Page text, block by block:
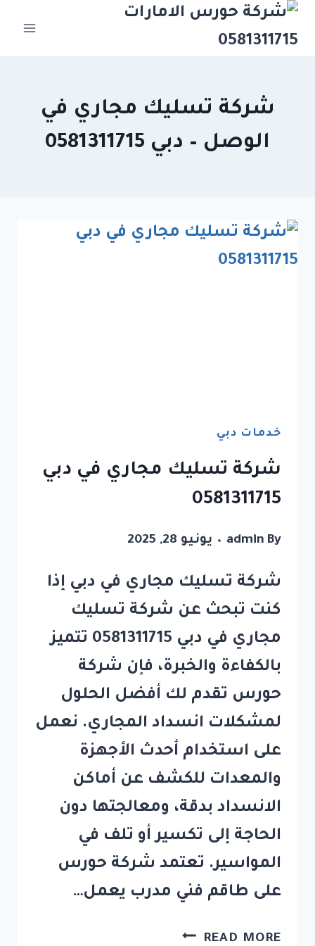
Skip
شركة تسليك مجاري في
الوصل – دبي 0581311715
خدمات دبي
شركة تسليك مجاري في دبي
0581311715
By
admin يونيو 28, 2025
شركة تسليك مجاري في دبي إذا
كنت تبحث عن شركة تسليك
مجاري في دبي 0581311715 تتميز
بالكفاءة والخبرة، فإن شركة
حورس تقدم لك أفضل الحلول
لمشكلات انسداد المجاري. نعمل
على استخدام أحدث الأجهزة
والمعدات للكشف عن أماكن
الانسداد بدقة، ومعالجتها دون
الحاجة إلى تكسير أو تلف في
المواسير. تعتمد شركة حورس
على طاقم فني مدرب يعمل…
READ MORE شركة